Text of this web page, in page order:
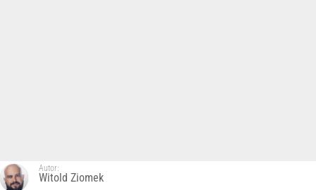
Autor:
Witold Ziomek